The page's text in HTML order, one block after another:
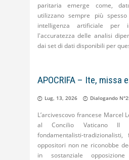
paritaria emerge come,
utilizzano sempre più
intelligenza artificiale per
l'accuratezza delle analisi
dai set di dati disponibili per
APOCRIFA – Ite, missa
Lug, 13, 2026 Dialogando
L’arcivescovo francese Marcel
al Concilio Vaticano II
fondamentalisti-
oppositori non ne riconobbe
in sostanziale